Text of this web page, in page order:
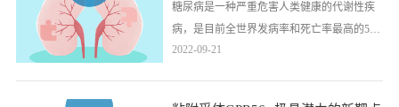
物和疫苗。猴痘病毒正在人与人之间传播，
并且传染率和致死率较高，开发相关的治疗
糖尿病是一种严重危害人类健康的代谢性疾
病，是目前全世界发病率和死亡率最高的5种
疾病之一。据《2021IDF全球糖尿病地图（第
2022-09-21